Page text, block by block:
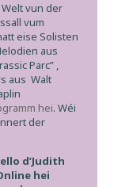
vun der
vum
eise Solisten
aus
Parc” ,
aus Walt
hei. Wéi
der
d’Judith
hei